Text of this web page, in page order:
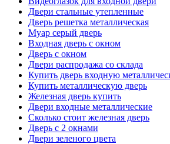
Двери стальные утепленные
Дверь решетка металлическая
Муар серый дверь
Входная дверь с окном
Дверь с окном
Двери распродажа со склада
Купить дверь входную
Купить металлическую дверь
Железная дверь купить
Двери входные металлические
Сколько стоит железная дверь
Дверь с 2 окнами
Двери зеленого цвета